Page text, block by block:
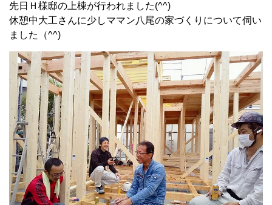
先日Ｈ様邸の上棟が行われました(^^)
休憩中大工さんに少しママン八尾の家づくりについて伺い
ました（^^)